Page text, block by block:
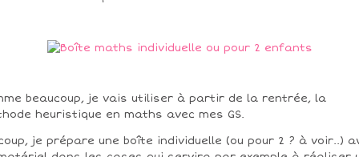
beaucoup, je vais utiliser à partir de la rentrée, la
heuristique en maths avec mes GS.
je prépare une boîte individuelle (ou pour 2 ? à voir..)